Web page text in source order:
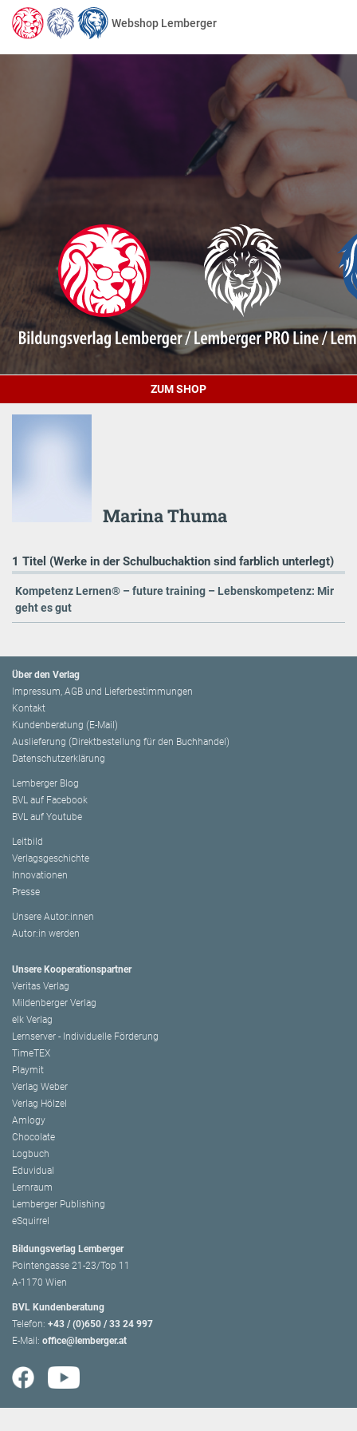
Webshop Lemberger
ZUM SHOP
Marina Thuma
1 Titel (Werke in der Schulbuchaktion sind farblich unterlegt)
Kompetenz Lernen® – future training – Lebenskompetenz: Mir
geht es gut
Über den Verlag
Impressum, AGB und Lieferbestimmungen
Kontakt
Kundenberatung (E-Mail)
Auslieferung (Direktbestellung für den Buchhandel)
Datenschutzerklärung
Lemberger Blog
BVL auf Facebook
BVL auf Youtube
Leitbild
Verlagsgeschichte
Innovationen
Presse
Unsere Autor:innen
Autor:in werden
Unsere Kooperationspartner
Veritas Verlag
Mildenberger Verlag
elk Verlag
Lernserver - Individuelle Förderung
TimeTEX
Playmit
Verlag Weber
Verlag Hölzel
Amlogy
Chocolate
Logbuch
Eduvidual
Lernraum
Lemberger Publishing
eSquirrel
Bildungsverlag Lemberger
Pointengasse 21-23/Top 11
A-1170 Wien
BVL Kundenberatung
Telefon: +43 / (0)650 / 33 24 997
E-Mail: office@lemberger.at